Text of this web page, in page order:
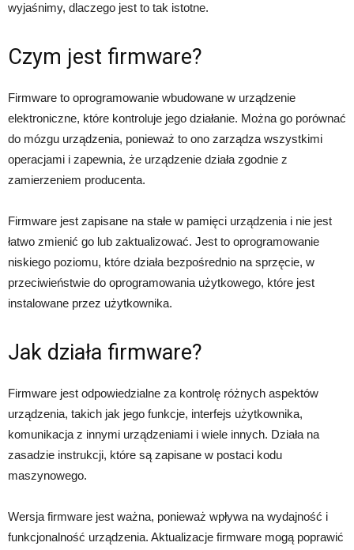
wyjaśnimy, dlaczego jest to tak istotne.
Czym jest firmware?
Firmware to oprogramowanie wbudowane w urządzenie
elektroniczne, które kontroluje jego działanie. Można go porównać
do mózgu urządzenia, ponieważ to ono zarządza wszystkimi
operacjami i zapewnia, że urządzenie działa zgodnie z
zamierzeniem producenta.
Firmware jest zapisane na stałe w pamięci urządzenia i nie jest
łatwo zmienić go lub zaktualizować. Jest to oprogramowanie
niskiego poziomu, które działa bezpośrednio na sprzęcie, w
przeciwieństwie do oprogramowania użytkowego, które jest
instalowane przez użytkownika.
Jak działa firmware?
Firmware jest odpowiedzialne za kontrolę różnych aspektów
urządzenia, takich jak jego funkcje, interfejs użytkownika,
komunikacja z innymi urządzeniami i wiele innych. Działa na
zasadzie instrukcji, które są zapisane w postaci kodu
maszynowego.
Wersja firmware jest ważna, ponieważ wpływa na wydajność i
funkcjonalność urządzenia. Aktualizacje firmware mogą poprawić